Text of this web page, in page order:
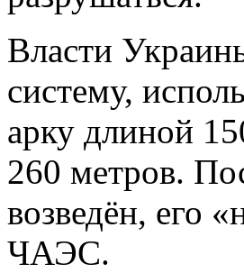
Власти
систему,
арку длиной
260 метров.
возведён, его
ЧАЭС.